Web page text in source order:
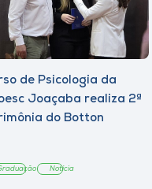
de Psicologia da
Joaçaba realiza 2ª
do Botton
Notícia